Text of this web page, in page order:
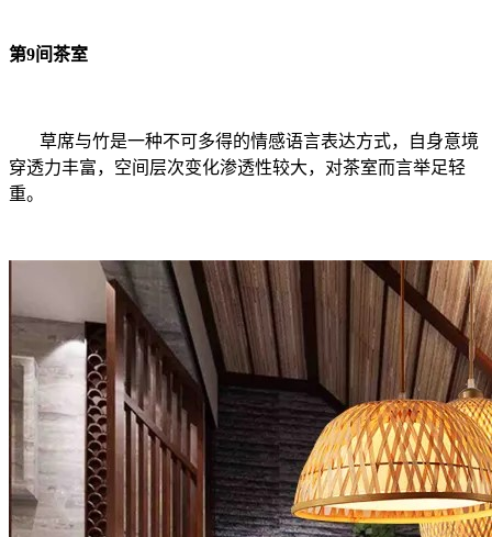
第9间茶室
草席与竹是一种不可多得的情感语言表达方式，自身意境
穿透力丰富，空间层次变化渗透性较大，对茶室而言举足轻
重。